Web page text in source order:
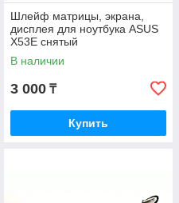
Шлейф матрицы, экрана,
дисплея для ноутбука ASUS
X53E снятый
В наличии
3 000 ₸
Купить